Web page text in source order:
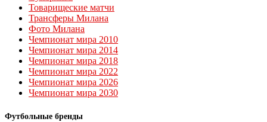
Товарищеские матчи
Трансферы Милана
Фото Милана
Чемпионат мира 2010
Чемпионат мира 2014
Чемпионат мира 2018
Чемпионат мира 2022
Чемпионат мира 2026
Чемпионат мира 2030
Футбольные бренды